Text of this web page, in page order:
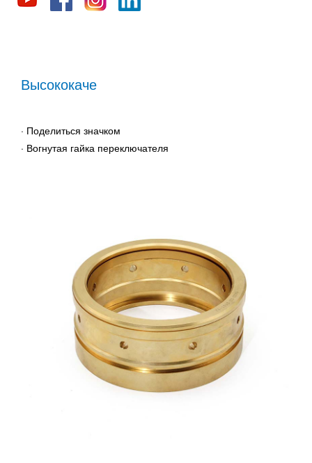
Высококаче
· Поделиться значком
· Вогнутая гайка переключателя